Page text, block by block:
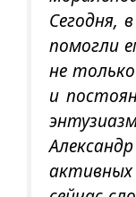
Сегодня,
помогли
не
и